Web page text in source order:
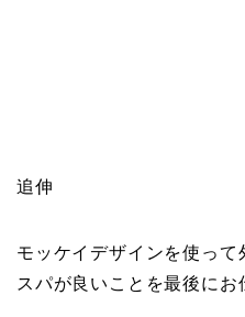
追伸
モッケイデザインを使って
スパが良いことを最後に